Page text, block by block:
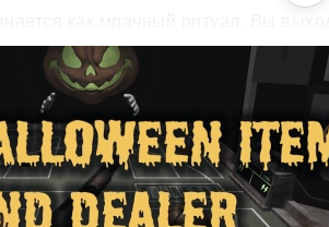
противник — парящий демон,
в каждом шаге.
которые меняют ход партии: